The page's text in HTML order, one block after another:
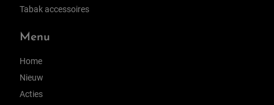
Tabak accessoires
Menu
Home
Nieuw
Acties